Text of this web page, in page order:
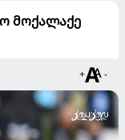
მოქალაქე
+ -